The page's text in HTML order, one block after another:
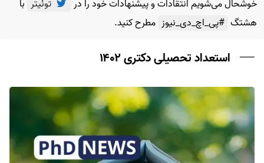
خوشحال می‌شویم انتقادات و پیشنهادات خود را در توئیتر با
هشتگ #پی_اچ_دی_نیوز مطرح کنید.
استعداد تحصیلی دکتری ۱۴۰۲